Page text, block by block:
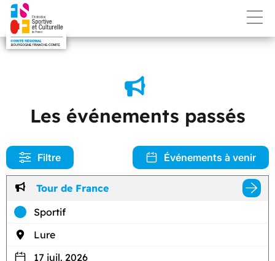
Les événements passés
Filtre Événements à venir
Tour de France
Sportif
Lure
17 juil. 2026